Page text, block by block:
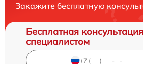
Закажите бесплатную
Бесплатная
специалистом